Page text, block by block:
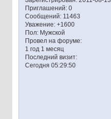
Приглашений:0
Сообщений:11463
Уважение: +1600
Пол:Мужской
Провел на форуме:
1 год 1 месяц
Последний визит:
Сегодня 05:29:50